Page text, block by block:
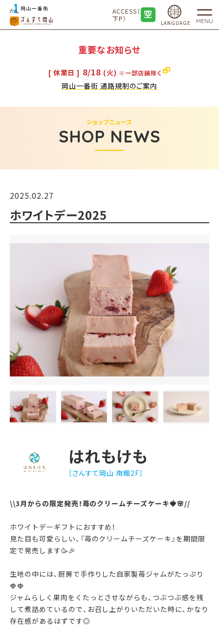
ACCESS（地
下P）
LANGUAGE MENU
重要なお知らせ
[ 休業日 ] 8/18 (火) ※一部店舗除く
岡山一番街 通路規制のご案内
SHOP NEWS
ショップニュース
2025.02.27
ホワイトデー2025
はれもけも
［さんすて岡山 南館2F］
\\3月からの限定発売！苺のクリームチーズケーキ🍓🌸//
ホワイトデーギフトにおすすめ！
見た目も可愛らしい、『苺のクリームチーズケーキ』を期間限
定で発売します🥳🎉
生地の中には、厨房で手作りした自家製苺ジャムがたっぷり
🍓🍓
ジャムらしく果肉をくたっとさせながらも、つぶつぶ感を残
して煮詰めているので、お召し上がりいただいた時に、かなり
存在感があるはずです◎